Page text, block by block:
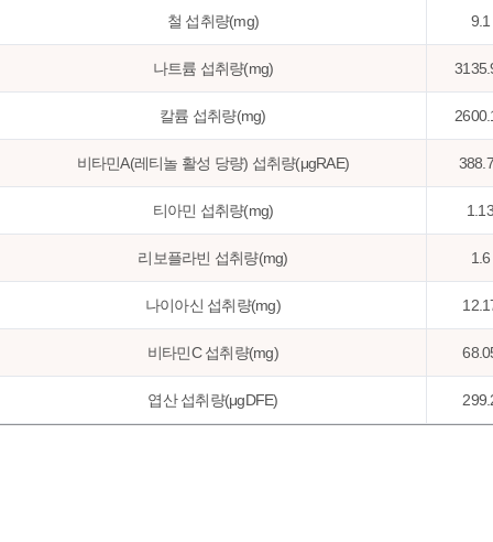
철 섭취량(mg) 9.1
나트륨 섭취량(mg)
칼륨 섭취량(mg)
비타민A(레티놀 활성 당량) 섭취량(μgRAE)
티아민 섭취량(mg) 1.13
리보플라빈 섭취량(mg) 1.6
나이아신 섭취량(mg)
비타민C 섭취량(mg)
엽산 섭취량(μgDFE)